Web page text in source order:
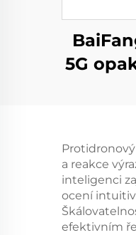
5G
a reakce
inteligenci
ocení
efektivním